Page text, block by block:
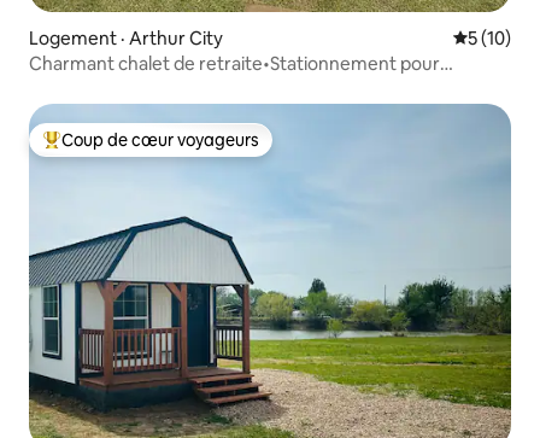
Logement · Arthur City Note
5 (10)
Charmant chalet de retraite•Stationnement pour
Coup de cœur voyageurs parmi les plus aimés
Coup de cœur voyageurs